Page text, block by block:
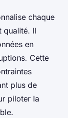
chaque
qualité. Il
en
Cette
plus de
piloter la